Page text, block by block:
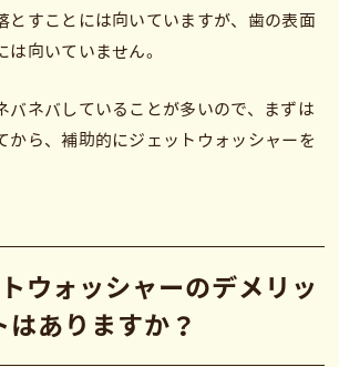
とすことには向いていますが、歯の表面
は向いていません。
バネバしていることが多いので、まずは
から、補助的にジェットウォッシャーを
ウォッシャーのデメリッ
はありますか？